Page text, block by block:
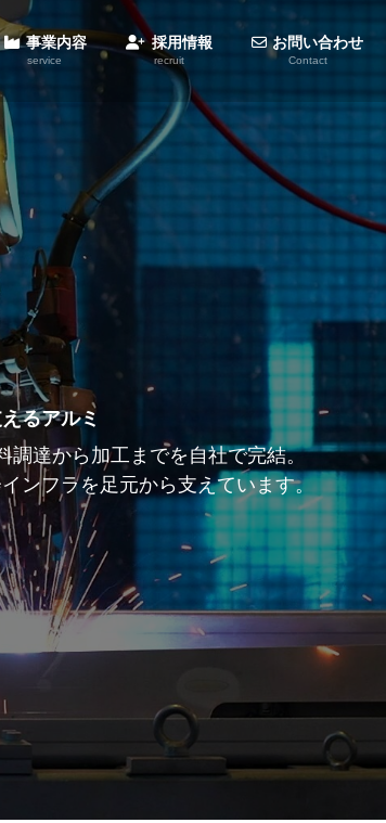
事業内容
service
業
業
業
採用情報
recruit
日軽北海道について
お問い合わせ
Contact
の力
料から加工まで一貫生産。
し、社会の発展に貢献します。
るアルミ
調達から加工までを自社で完結。
ンフラを足元から支えています。
ーズに応える
力で、お客様の多様な要望に柔軟に対応。
頼されるパートナーです。